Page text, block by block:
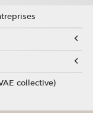
collective)